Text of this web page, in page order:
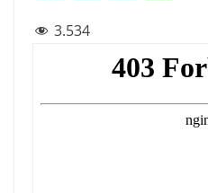
c
b
er gr
a
s
A
p
3.534